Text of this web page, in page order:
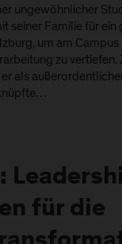
ungewöhnlicher
seiner Familie für ein
um am Campus
zu vertiefen.
als
für die